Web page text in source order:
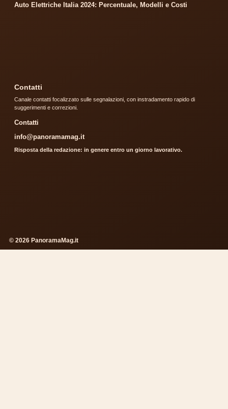
Auto Elettriche Italia 2024: Percentuale, Modelli e Costi
Contatti
Canale contatti focalizzato sulle segnalazioni, con instradamento rapido di
suggerimenti e correzioni.
Contatti
info@panoramamag.it
Risposta della redazione: in genere entro un giorno lavorativo.
© 2026 PanoramaMag.it